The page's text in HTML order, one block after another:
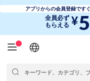
アプリからの会員登録です
全員必ず
もらえる ¥
日本語
English
简体中文
繁體中文